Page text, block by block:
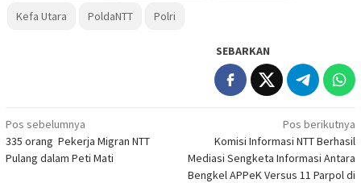
Kefa Utara PoldaNTT Polri
SEBARKAN
Navigasi
pos
Pos sebelumnya
335 orang Pekerja Migran NTT
Pulang dalam Peti Mati
Pos berikutnya
Komisi Informasi NTT Berhasil
Mediasi Sengketa Informasi Antara
Bengkel APPeK Versus 11 Parpol di